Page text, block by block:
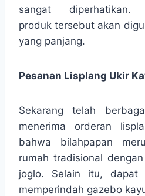
sangat diperhatikan.
produk tersebut akan
yang panjang.
Pesanan Lisplang Ukir
Sekarang telah
menerima orderan
bahwa bilahpapan
rumah tradisional
joglo. Selain itu, dapat
memperindah gazebo